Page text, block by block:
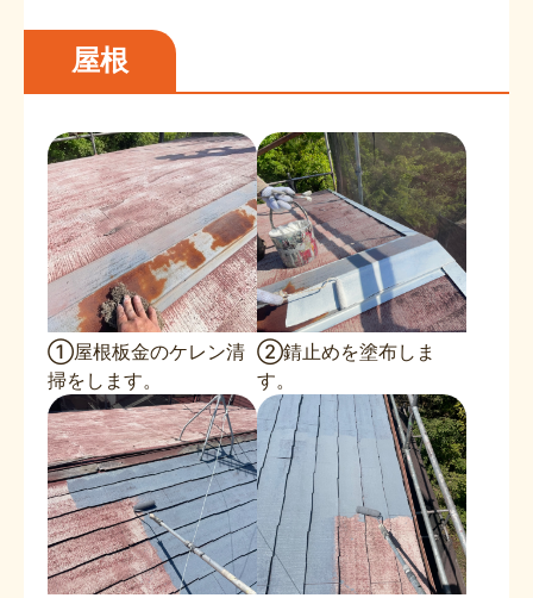
屋根
①屋根板金のケレン清
掃をします。
②錆止めを塗布しま
す。